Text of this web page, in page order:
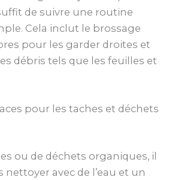
de suivre une routine
Cela inclut le brossage
pour les garder droites et
débris tels que les feuilles et
pour les taches et déchets
ou de déchets organiques, il
nettoyer avec de l’eau et un